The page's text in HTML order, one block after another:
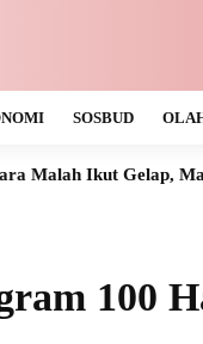
SOSBUD
Manager PLN ULP
100